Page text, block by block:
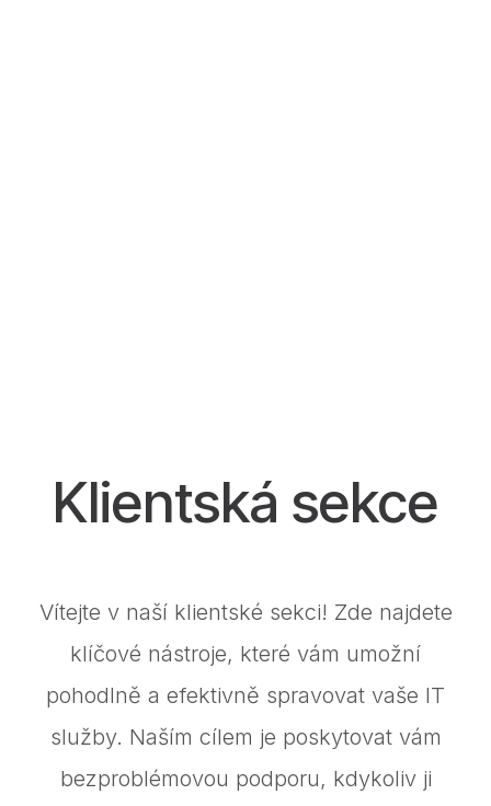
Klientská sekce
Vítejte v naší klientské sekci! Zde najdete
klíčové nástroje, které vám umožní
pohodlně a efektivně spravovat vaše IT
služby. Naším cílem je poskytovat vám
bezproblémovou podporu, kdykoliv ji